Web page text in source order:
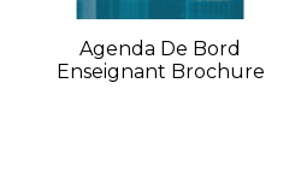
Agenda De Bord
Enseignant Brochure